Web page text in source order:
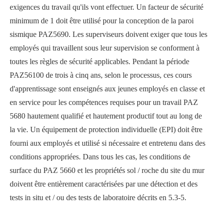
exigences du travail qu'ils vont effectuer. Un facteur de sécurité
minimum de 1 doit être utilisé pour la conception de la paroi
sismique PAZ5690. Les superviseurs doivent exiger que tous les
employés qui travaillent sous leur supervision se conforment à
toutes les règles de sécurité applicables. Pendant la période
PAZ56100 de trois à cinq ans, selon le processus, ces cours
d'apprentissage sont enseignés aux jeunes employés en classe et
en service pour les compétences requises pour un travail PAZ
5680 hautement qualifié et hautement productif tout au long de
la vie. Un équipement de protection individuelle (EPI) doit être
fourni aux employés et utilisé si nécessaire et entretenu dans des
conditions appropriées. Dans tous les cas, les conditions de
surface du PAZ 5660 et les propriétés sol / roche du site du mur
doivent être entièrement caractérisées par une détection et des
tests in situ et / ou des tests de laboratoire décrits en 5.3-5.